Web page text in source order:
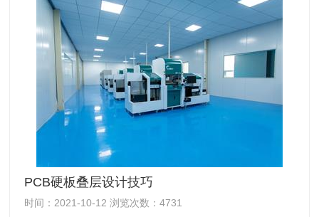
PCB硬板叠层设计技巧
时间：2021-10-12 浏览次数：4731